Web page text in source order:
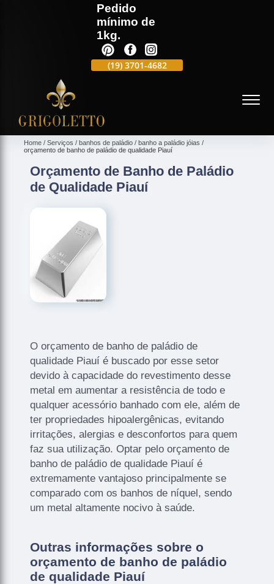
Pedido
mínimo de
1kg.
(19) 3701-4682 (19)
Home Serviços banhos de paládio
banho a paládio jóias
orçamento de banho de paládio de qualidade Piauí
Orçamento de Banho de Paládio
de Qualidade Piauí
O orçamento de banho de paládio de
qualidade Piauí é buscado por esse setor
devido à capacidade do revestimento desse
metal em aumentar a resistência de todo e
qualquer acessório banhado com ele, além de
ter propriedades hipoalergênicas, evitando
irritações, alergias e desconfortos para quem
faz sua utilização. Optar pelo orçamento de
banho de paládio de qualidade Piauí é
extremamente vantajoso principalmente se
comparado com os banhos de níquel, sendo
um metal altamente nocivo à saúde.
Outras informações sobre o
orçamento de banho de paládio
de qualidade Piauí